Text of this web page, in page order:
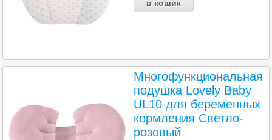
Многофункциональная
подушка Lovely Baby
UL10 для беременных
кормления Светло-
розовый